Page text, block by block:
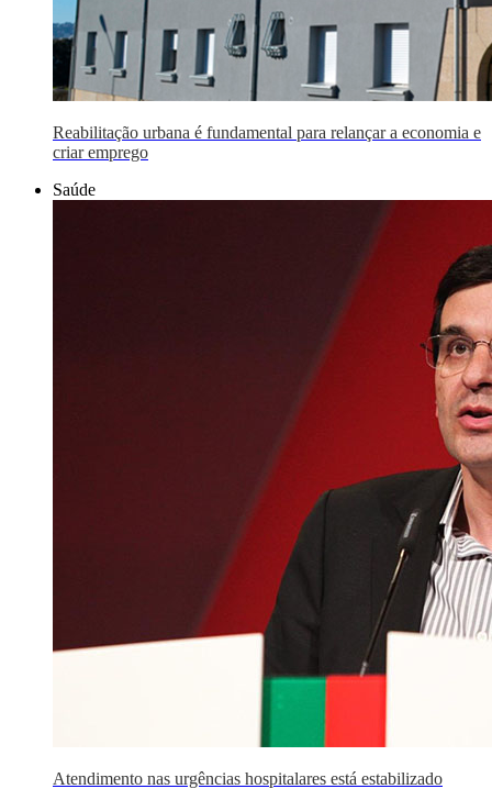
Reabilitação urbana é fundamental para relançar a economia e
criar emprego
Saúde
Atendimento nas urgências hospitalares está estabilizado